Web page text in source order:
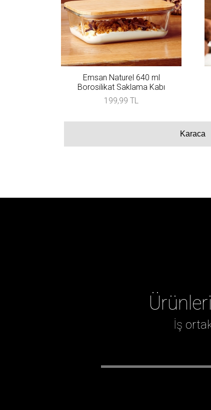
Emsan Naturel 640 ml
Borosilikat Saklama Kabı
199,99 TL
Karaca
İş